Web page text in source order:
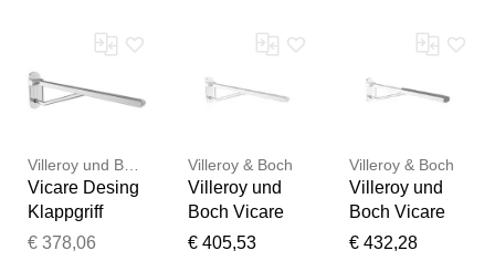
Villeroy und Boch
Vicare Desing
Klappgriff
92172161 85
€ 378,06
Villeroy & Boch
Villeroy und
Boch Vicare
Desing
€ 405,53
Villeroy & Boch
Villeroy und
Boch Vicare
Desing
€ 432,28